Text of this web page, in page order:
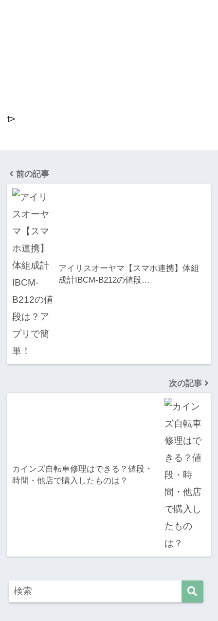
t>
前の記事
アイリスオーヤマ【スマホ連携】体組
成計IBCM-B212の値段…
次の記事
カインズ自転車修理はできる？値段・
時間・他店で購入したものは？